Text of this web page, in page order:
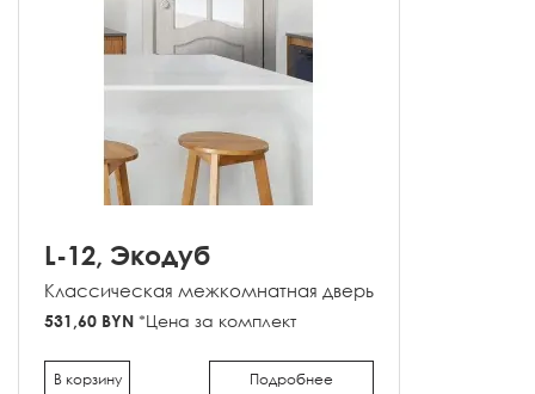
L-12, Экодуб
Классическая межкомнатная дверь
531,60 BYN *Цена за комплект
Подробнее
В корзину